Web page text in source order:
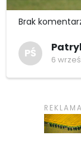
Brak
PŚ
6